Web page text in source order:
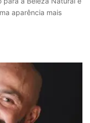
aparência mais